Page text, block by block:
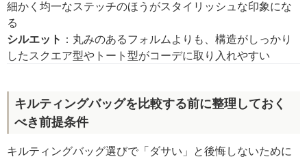
細かく均一なステッチのほうがスタイリッシュな印象にな
る
シルエット ：丸みのあるフォルムよりも、構造がしっかり
したスクエア型やトート型がコーデに取り入れやすい
キルティングバッグを比較する前に整理しておく
べき前提条件
キルティングバッグ選びで「ダサい」と後悔しないために